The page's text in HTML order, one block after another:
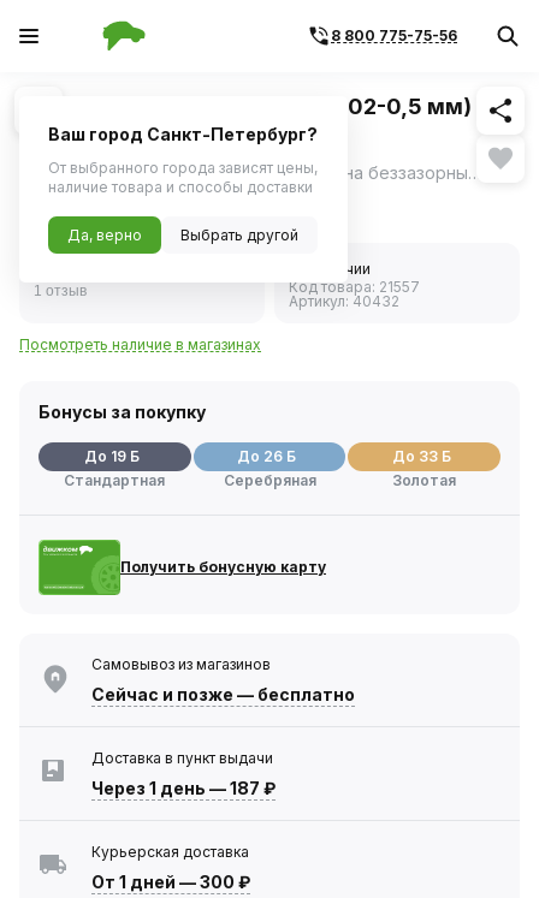
8 800 775-75-56
1/1 Похожие
Щупы регулировочные №2 (0,02-0,5 мм) 70
мм (АвтоДело) 40432
Щупы изготовлены методом вырубки на беззазорных штампах из калиброванного листового стального проката. ещё
1 отзыв
В наличии
Код товара: 21557
Артикул: 40432
Посмотреть наличие в магазинах
Бонусы за покупку
До 19 Б
Стандартная
До 26 Б
Серебряная
До 33 Б
Золотая
Получить бонусную карту
Самовывоз из магазинов
Сейчас и позже — бесплатно
Доставка в пункт выдачи
Через 1 день —187 ₽
Курьерская доставка
От 1 дней —300 ₽
Ваш город Санкт-Петербург?
От выбранного города зависят цены,
наличие товара и способы доставки
Да, верно Выбрать другой